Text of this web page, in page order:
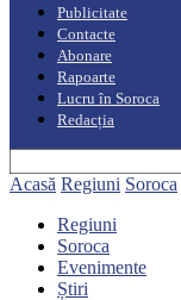
Publicitate
Contacte
Abonare
Rapoarte
Lucru în Soroca
Redacția
Acasă Regiuni Soroca
Regiuni
Soroca
Evenimente
Știri